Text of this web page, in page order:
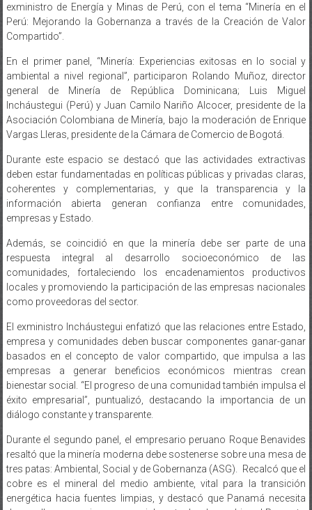
Perú: Mejorando la Gobernanza a través de la Creación de Valor
Compartido”.
ambiental a nivel regional”, participaron Rolando Muñoz, director
general de Minería de República Dominicana; Luis Miguel
Incháustegui (Perú) y Juan Camilo Nariño Alcocer, presidente de la
Asociación Colombiana de Minería, bajo la moderación de Enrique
Vargas Lleras, presidente de la Cámara de Comercio de Bogotá.
deben estar fundamentadas en políticas públicas y privadas claras,
coherentes y complementarias, y que la transparencia y la
información abierta generan confianza entre comunidades,
empresas y Estado.
respuesta integral al desarrollo socioeconómico de las
comunidades, fortaleciendo los encadenamientos productivos
locales y promoviendo la participación de las empresas nacionales
como proveedoras del sector.
empresa y comunidades deben buscar componentes ganar-ganar
basados en el concepto de valor compartido, que impulsa a las
empresas a generar beneficios económicos mientras crean
bienestar social. “El progreso de una comunidad también impulsa el
éxito empresarial”, puntualizó, destacando la importancia de un
diálogo constante y transparente.
resaltó que la minería moderna debe sostenerse sobre una mesa de
tres patas: Ambiental, Social y de Gobernanza (ASG). Recalcó que el
cobre es el mineral del medio ambiente, vital para la transición
energética hacia fuentes limpias, y destacó que Panamá necesita
desarrollar sus regiones, especialmente donde se ubica el Proyecto